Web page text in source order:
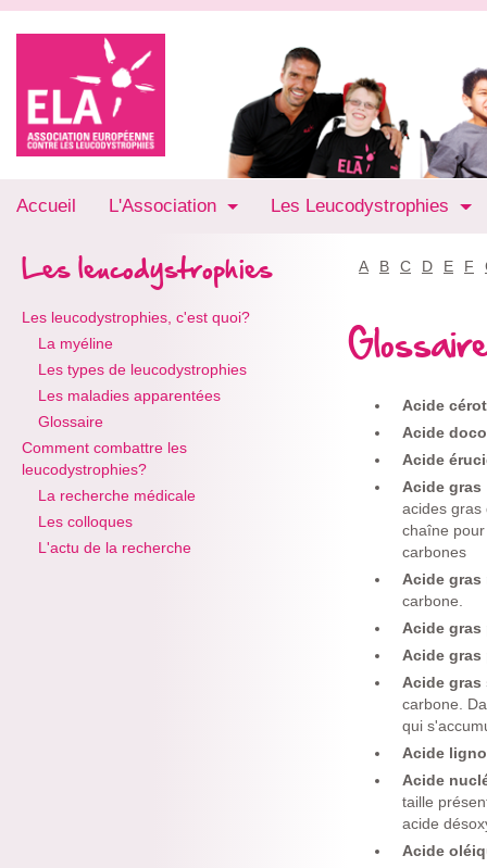
Accueil L'Association Les Leucodystrophies
Les leucodystrophies
Les leucodystrophies, c'est quoi?
La myéline
Les types de leucodystrophies
Les maladies apparentées
Glossaire
Comment combattre les
leucodystrophies?
La recherche médicale
Les colloques
L'actu de la recherche
A B C D E F
Acide
Acide
Acide
Acide gras
acides gras
chaîne
carbones
Acide
carbone.
Acide
Acide
Acide gras
carbone.
qui
Acide
Acide
taille
acide
Acide